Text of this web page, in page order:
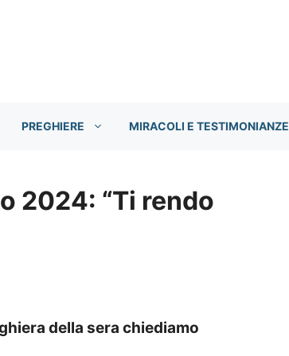
PREGHIERE MIRACOLI E TESTIMONIANZE
2024: “Ti rendo
della sera chiediamo